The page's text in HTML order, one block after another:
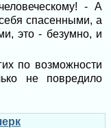
- А
спасенными, а
это - безумно, и
по возможности
не повредило